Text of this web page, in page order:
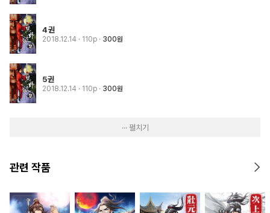
4권
2018.12.14 · 110p 300원
5권
2018.12.14 · 110p 300원
··· 펼치기
관련 작품